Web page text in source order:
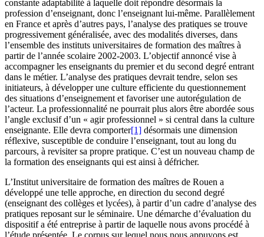
constante adaptabilité à laquelle doit répondre désormais la
profession d’enseignant, donc l’enseignant lui-même. Parallèlement
en France et après d’autres pays, l’analyse des pratiques se trouve
progressivement généralisée, avec des modalités diverses, dans
l’ensemble des instituts universitaires de formation des maîtres à
partir de l’année scolaire 2002-2003. L’objectif annoncé vise à
accompagner les enseignants du premier et du second degré entrant
dans le métier. L’analyse des pratiques devrait tendre, selon ses
initiateurs, à développer une culture efficiente du questionnement
des situations d’enseignement et favoriser une autorégulation de
l’acteur. La professionnalité ne pourrait plus alors être abordée sous
l’angle exclusif d’un « agir professionnel » si central dans la culture
enseignante. Elle devra comporter[1] désormais une dimension
réflexive, susceptible de conduire l’enseignant, tout au long du
parcours, à revisiter sa propre pratique. C’est un nouveau champ de
la formation des enseignants qui est ainsi à défricher.
L’Institut universitaire de formation des maîtres de Rouen a
développé une telle approche, en direction du second degré
(enseignant des collèges et lycées), à partir d’un cadre d’analyse des
pratiques reposant sur le séminaire. Une démarche d’évaluation du
dispositif a été entreprise à partir de laquelle nous avons procédé à
l’étude présentée. Le corpus sur lequel nous nous appuyons est